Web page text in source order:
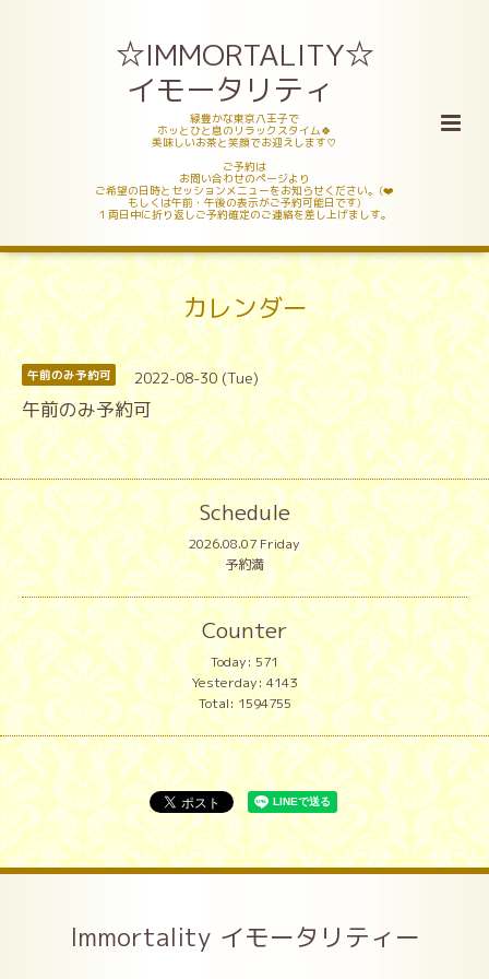
☆IMMORTALITY☆
イモータリティ
緑豊かな東京八王子で
ホッとひと息のリラックスタイム🍀
美味しいお茶と笑顔でお迎えします♡
ご予約は
お問い合わせのページより
ご希望の日時とセッションメニューをお知らせください。(❤️
もしくは午前・午後の表示がご予約可能日です)
１両日中に折り返しご予約確定のご連絡を差し上げましす。
カレンダー
午前のみ予約可 2022-08-30 (Tue)
午前のみ予約可
Schedule
2026.08.07 Friday
予約満
Counter
Today:571
Yesterday:4143
Total:1594755
Immortality イモータリティー